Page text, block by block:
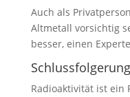
Auch als
Altmetall vorsichtig
besser, einen
Schlussfolgerung
Radioaktivität ist ein